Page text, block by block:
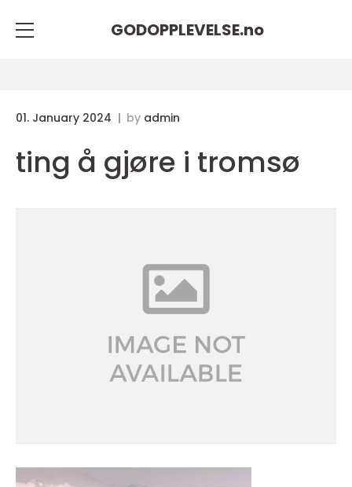
GODOPPLEVELSE.no
01. January 2024 by admin
ting å gjøre i tromsø